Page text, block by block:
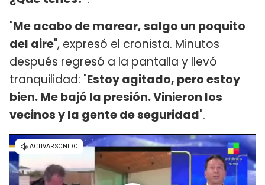
"Me acabo de marear, salgo un poquito
del aire", expresó el cronista. Minutos
después regresó a la pantalla y llevó
tranquilidad: "Estoy agitado, pero estoy
bien. Me bajó la presión. Vinieron los
vecinos y la gente de seguridad".